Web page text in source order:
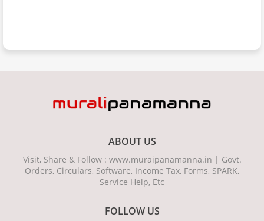
ABOUT US
Visit, Share & Follow : www.muraipanamanna.in | Govt.
Orders, Circulars, Software, Income Tax, Forms, SPARK,
Service Help, Etc
FOLLOW US